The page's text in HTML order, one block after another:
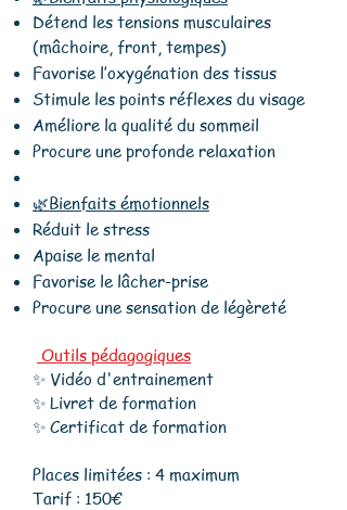
Détend les tensions musculaires
(mâchoire, front, tempes)
Favorise l’oxygénation des tissus
Stimule les points réflexes du visage
Améliore la qualité du sommeil
Procure une profonde relaxation
🌿Bienfaits émotionnels
Réduit le stress
Apaise le mental
Favorise le lâcher-prise
Procure une sensation de légèreté
Outils pédagogiques
✨ Vidéo d'entrainement
✨ Livret de formation
✨ Certificat de formation
Places limitées : 4 maximum
Tarif : 150€